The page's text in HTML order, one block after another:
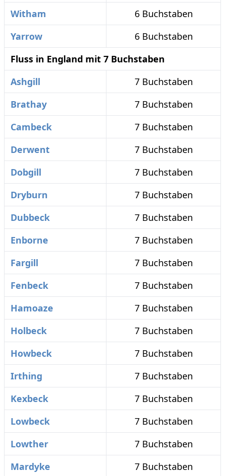
Witham
6 Buchstaben
Yarrow
6 Buchstaben
Fluss in England mit 7 Buchstaben
Ashgill
7 Buchstaben
Brathay
7 Buchstaben
Cambeck
7 Buchstaben
Derwent
7 Buchstaben
Dobgill
7 Buchstaben
Dryburn
7 Buchstaben
Dubbeck
7 Buchstaben
Enborne
7 Buchstaben
Fargill
7 Buchstaben
Fenbeck
7 Buchstaben
Hamoaze
7 Buchstaben
Holbeck
7 Buchstaben
Howbeck
7 Buchstaben
Irthing
7 Buchstaben
Kexbeck
7 Buchstaben
Lowbeck
7 Buchstaben
Lowther
7 Buchstaben
Mardyke
7 Buchstaben